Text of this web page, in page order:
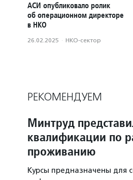
АСИ опубликовало ролик
об операционном директоре
в НКО
26.02.2025 · НКО-сектор
РЕКОМЕНДУЕМ
Минтруд
квалификации по
проживанию
Курсы предназначены для